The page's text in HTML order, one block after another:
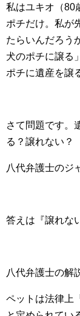
私はユキオ（80
ポチだけ。私が
たらいんだろう
犬のポチに譲る
ポチに遺産を譲
さて問題です。
る？譲れない？
八代弁護士のジ
答えは『譲れな
八代弁護士の解
ペットは法律上